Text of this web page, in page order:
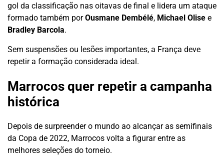
gol da classificação nas oitavas de final e lidera um ataque
formado também porOusmane Dembélé, Michael Olise e
Bradley Barcola.
Sem suspensões ou lesões importantes, a França deve
repetir a formação considerada ideal.
Marrocos quer repetir a campanha
histórica
Depois de surpreender o mundo ao alcançar as semifinais
da Copa de 2022, Marrocos volta a figurar entre as
melhores seleções do torneio.